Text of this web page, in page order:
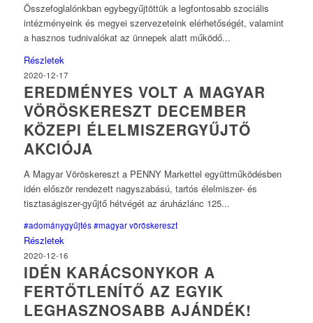
Összefoglalónkban egybegyűjtöttük a legfontosabb szociális
intézményeink és megyei szervezeteink elérhetőségét, valamint
a hasznos tudnivalókat az ünnepek alatt működő...
Részletek
2020-12-17
EREDMÉNYES VOLT A MAGYAR
VÖRÖSKERESZT DECEMBER
KÖZEPI ÉLELMISZERGYŰJTŐ
AKCIÓJA
A Magyar Vöröskereszt a PENNY Markettel együttműködésben
idén először rendezett nagyszabású, tartós élelmiszer- és
tisztaságiszer-gyűjtő hétvégét az áruházlánc 125...
#adománygyűjtés #magyar vöröskereszt
Részletek
2020-12-16
IDÉN KARÁCSONYKOR A
FERTŐTLENÍTŐ AZ EGYIK
LEGHASZNOSABB AJÁNDÉK!